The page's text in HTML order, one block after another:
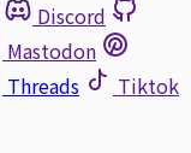
Discord
Mastodon
Threads
Tiktok